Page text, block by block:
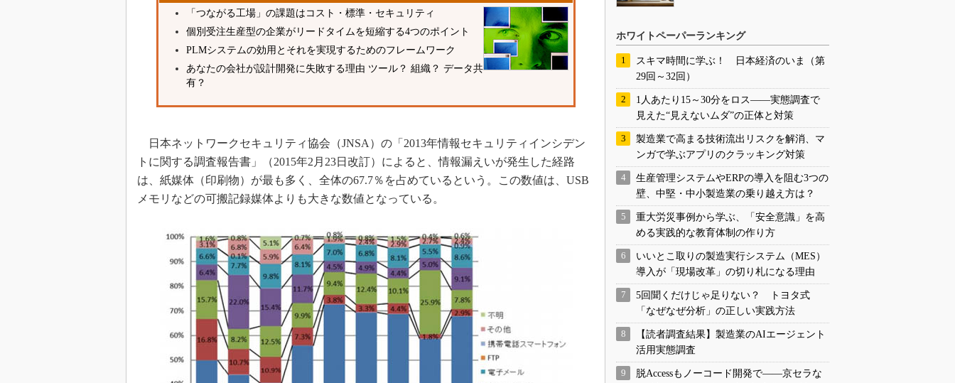
「つながる工場」の課題はコスト・標準・セキュリティ
個別受注生産型の企業がリードタイムを短縮する4つのポイント
PLMシステムの効用とそれを実現するためのフレームワーク
あなたの会社が設計開発に失敗する理由 ツール？ 組織？ データ共
有？
日本ネットワークセキュリティ協会（JNSA）の「2013年情報セキュリティインシデン
トに関する調査報告書」（2015年2月23日改訂）によると、情報漏えいが発生した経路
は、紙媒体（印刷物）が最も多く、全体の67.7％を占めているという。この数値は、USB
メモリなどの可搬記録媒体よりも大きな数値となっている。
ホワイトペーパーランキング
スキマ時間に学ぶ！ 日本経済のいま（第
29回～32回）
1人あたり15～30分をロス――実態調査で
見えた“見えないムダ”の正体と対策
製造業で高まる技術流出リスクを解消、マ
ンガで学ぶアプリのクラッキング対策
生産管理システムやERPの導入を阻む3つの
壁、中堅・中小製造業の乗り越え方は？
重大労災事例から学ぶ、「安全意識」を高
める実践的な教育体制の作り方
いいとこ取りの製造実行システム（MES）
導入が「現場改革」の切り札になる理由
5回聞くだけじゃ足りない？ トヨタ式
「なぜなぜ分析」の正しい実践方法
【読者調査結果】製造業のAIエージェント
活用実態調査
脱Accessもノーコード開発で――京セラな